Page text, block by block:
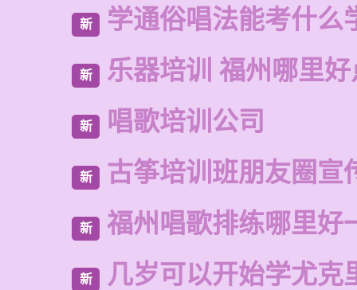
新 学通俗唱法能考什么
新 乐器培训 福州哪里
新 唱歌培训公司
新 古筝培训班朋友圈宣
新 福州唱歌排练哪里好
新 几岁可以开始学尤克